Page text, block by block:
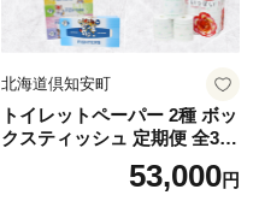
北海道倶知安町
トイレットペーパー 2種 ボッ
クスティッシュ 定期便 全3
回 日本製 まとめ買い 防災
常備品 日用雑貨 消耗品 生活
53,000円